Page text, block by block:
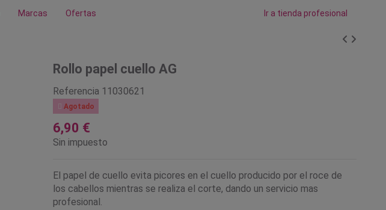
Marcas Ofertas Ir a tienda profesional
Rollo papel cuello AG
Referencia 11030621
Agotado
6,90 €
Sin impuesto
El papel de cuello evita picores en el cuello producido por el roce de
los cabellos mientras se realiza el corte, dando un servicio mas
profesional.